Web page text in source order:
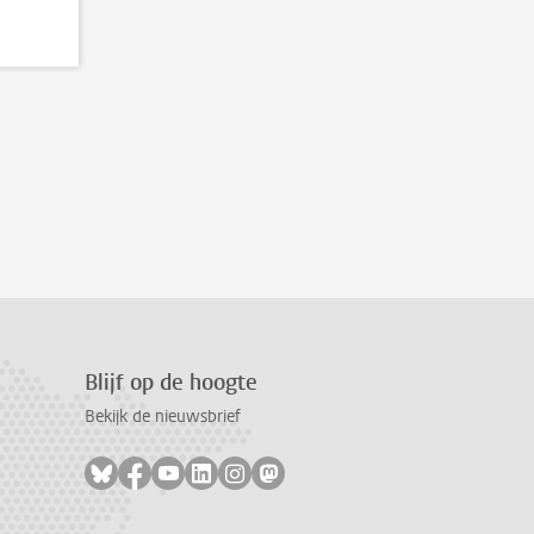
Blijf op de hoogte
Bekijk de nieuwsbrief
Volg ons op bluesky
Volg ons op facebook
Volg ons op youtube
Volg ons op linkedin
Volg ons op instagram
Volg ons op mastodon